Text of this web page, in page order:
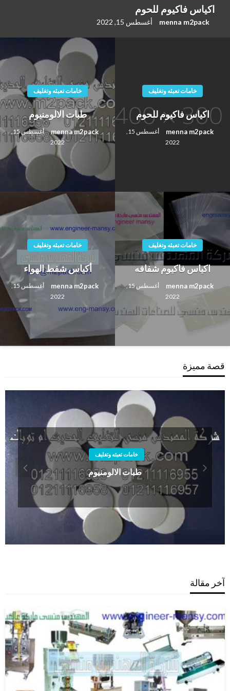
اكياس فاكيوم للحوم
menna m2pack أغسطس 15, 2022
خامات تعبئه وتغليف
اكياس فاكيوم للحوم
menna m2pack
أغسطس 15,
2022
خامات تعبئه وتغليف
طبات الالومنيوم
menna m2pack
أغسطس 15,
2022
خامات تعبئه وتغليف
اكياس فاكيوم شفافه
menna m2pack
أغسطس 15,
2022
خامات تعبئه وتغليف
أكياس شفط الهواء
menna m2pack
أغسطس 15,
2022
قصة مميزة
خامات تعبئه وتغليف
طبات الالومنيوم
آخر مقالة